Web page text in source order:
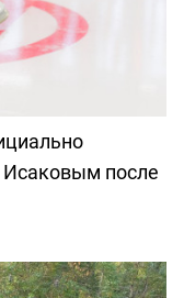
Исаковым после